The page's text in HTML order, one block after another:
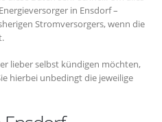
in Ensdorf –
Stromversorgers, wenn die
lieber selbst kündigen möchten,
hierbei unbedingt die jeweilige